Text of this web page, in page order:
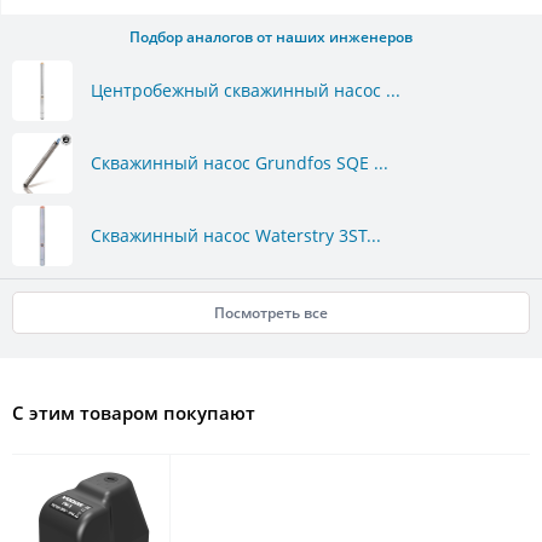
Подбор аналогов от наших инженеров
Центробежный скважинный насос ...
Скважинный насос Grundfos SQE ...
Скважинный насос Waterstry 3ST...
Посмотреть все
С этим товаром покупают